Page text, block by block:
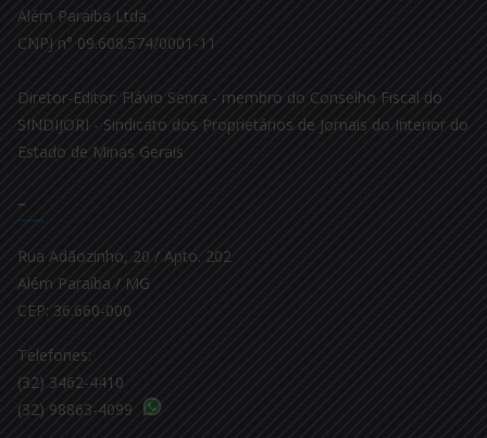
Além Paraíba Ltda.
CNPJ n° 09.608.574/0001-11
Diretor-Editor: Flávio Senra - membro do Conselho Fiscal do
SINDIJORI - Sindicato dos Proprietários de Jornais do Interior do
Estado de Minas Gerais
–
Rua Adãozinho, 20 / Apto. 202
Além Paraíba / MG
CEP: 36.660-000
Telefones:
(32) 3462-4410
(32) 98863-4099